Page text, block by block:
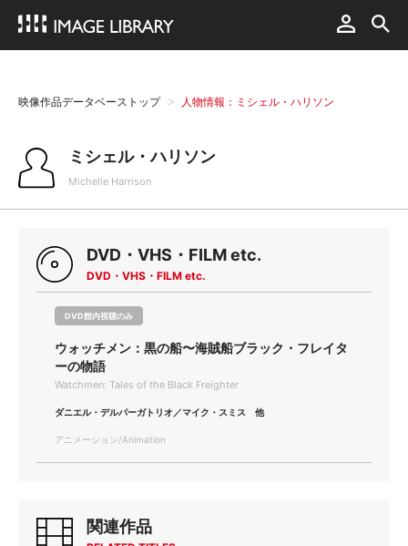
映像作品データベーストップ 人物情報：ミシェル・ハリソン
ミシェル・ハリソン
Michelle Harrison
DVD・VHS・FILM etc.
DVD・VHS・FILM etc.
DVD館内視聴のみ
ウォッチメン：黒の船〜海賊船ブラック・フレイタ
ーの物語
Watchmen: Tales of the Black Freighter
ダニエル・デルパーガトリオ／マイク・スミス 他
アニメーション/Animation
関連作品